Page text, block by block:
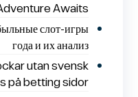
Awaits
года и их анализ
utan svensk
på betting sidor